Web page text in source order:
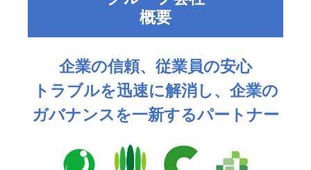
概要
企業の信頼、従業員の安心
トラブルを迅速に解消し、企業の
ガバナンスを一新するパートナー